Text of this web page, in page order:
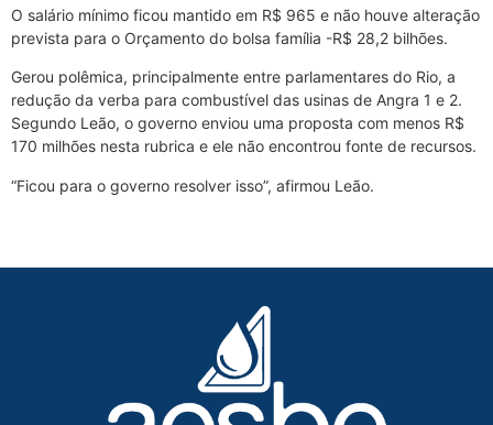
O salário mínimo ficou mantido em R$ 965 e não houve alteração
prevista para o Orçamento do bolsa família -R$ 28,2 bilhões.
Gerou polêmica, principalmente entre parlamentares do Rio, a
redução da verba para combustível das usinas de Angra 1 e 2.
Segundo Leão, o governo enviou uma proposta com menos R$
170 milhões nesta rubrica e ele não encontrou fonte de recursos.
“Ficou para o governo resolver isso”, afirmou Leão.